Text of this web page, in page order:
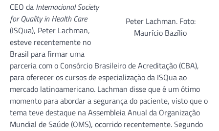
Peter Lachman. Foto:
Maurício Bazílio
CEO da Internacional Society
for Quality in Health Care
(ISQua), Peter Lachman,
esteve recentemente no
Brasil para firmar uma
parceria com o Consórcio Brasileiro de Acreditação (CBA),
para oferecer os cursos de especialização da ISQua ao
mercado latinoamericano. Lachman disse que é um ótimo
momento para abordar a segurança do paciente, visto que o
tema teve destaque na Assembleia Anual da Organização
Mundial de Saúde (OMS), ocorrido recentemente. Segundo